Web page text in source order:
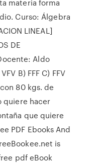
materia forma
Curso: Álgebra
LINEAL]
DE
Aldo
B) FFF C) FFV
80 kgs. de
quiere hacer
que quiere
PDF Ebooks And
is
pdf eBook